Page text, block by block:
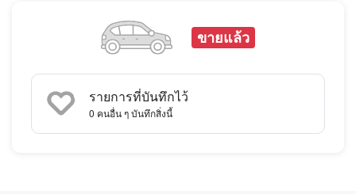
ขายแล้ว
รายการที่บันทึกไว้
0 คนอื่น ๆ บันทึกสิ่งนี้